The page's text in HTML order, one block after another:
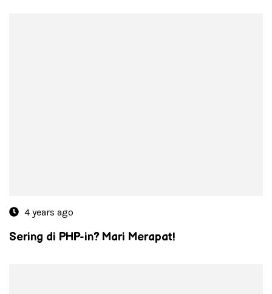
4 years ago
Sering di PHP-in? Mari Merapat!